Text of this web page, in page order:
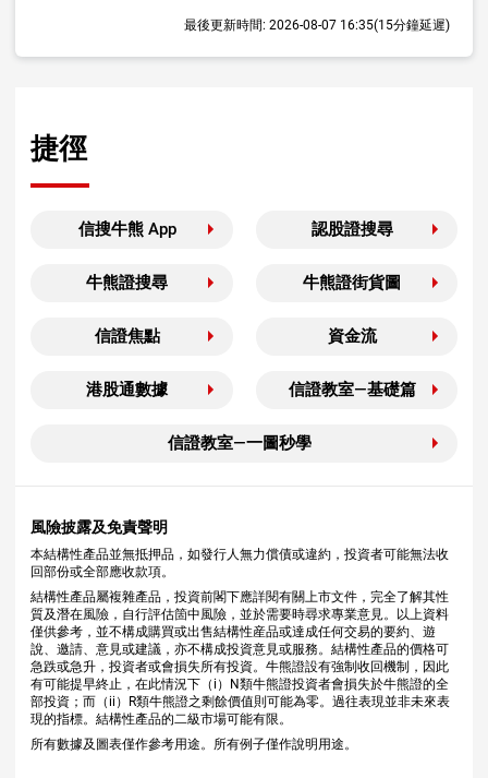
最後更新時間: 2026-08-07 16:35(15分鐘延遲)
捷徑
信搜牛熊 App 認股證搜尋
牛熊證搜尋 牛熊證街貨圖
信證焦點 資金流
港股通數據 信證教室—基礎篇
信證教室—一圖秒學
風險披露及免責聲明
本結構性產品並無抵押品，如發行人無力償債或違約，投資者可能無法收
回部份或全部應收款項。
結構性產品屬複雜產品，投資前閣下應詳閱有關上市文件，完全了解其性
質及潛在風險，自行評估箇中風險，並於需要時尋求專業意見。以上資料
僅供參考，並不構成購買或出售結構性産品或達成任何交易的要約、遊
說、邀請、意見或建議，亦不構成投資意見或服務。結構性產品的價格可
急跌或急升，投資者或會損失所有投資。牛熊證設有強制收回機制，因此
有可能提早終止，在此情況下（i）N類牛熊證投資者會損失於牛熊證的全
部投資；而（ii）R類牛熊證之剩餘價值則可能為零。過往表現並非未來表
現的指標。結構性產品的二級市場可能有限。
所有數據及圖表僅作參考用途。所有例子僅作說明用途。